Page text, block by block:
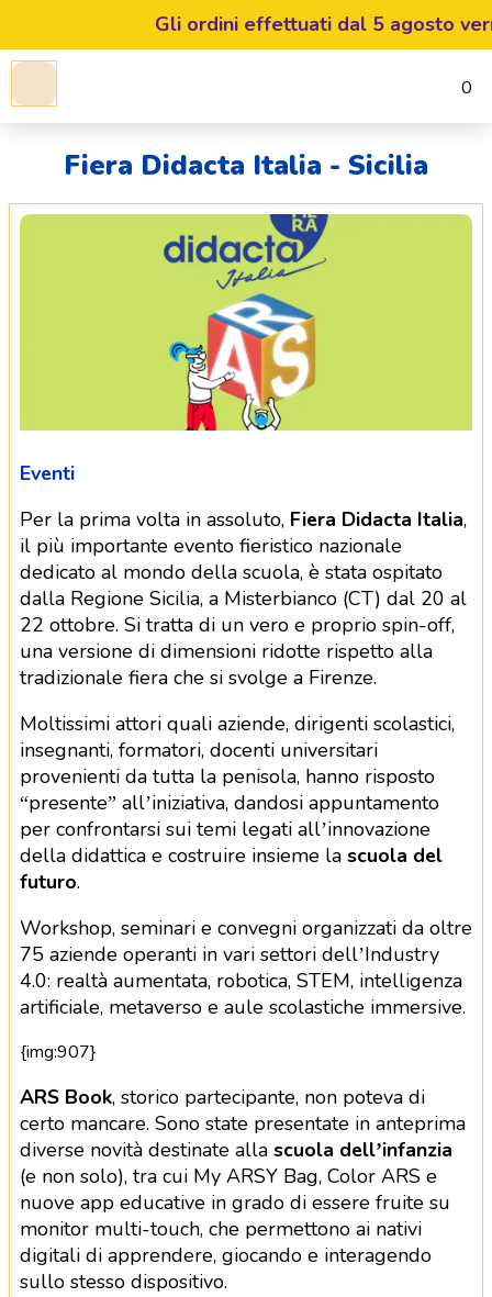
Gli ordini effettuati dal 5 agosto
0
Fiera Didacta Italia - Sicilia
Eventi
Per la prima volta in assoluto, Fiera Didacta Italia,
il più importante evento fieristico nazionale
dedicato al mondo della scuola, è stata ospitato
dalla Regione Sicilia, a Misterbianco (CT) dal 20 al
22 ottobre. Si tratta di un vero e proprio spin-off,
una versione di dimensioni ridotte rispetto alla
tradizionale fiera che si svolge a Firenze.
Moltissimi attori quali aziende, dirigenti scolastici,
insegnanti, formatori, docenti universitari
provenienti da tutta la penisola, hanno risposto
“presente” all’iniziativa, dandosi appuntamento
per confrontarsi sui temi legati all’innovazione
della didattica e costruire insieme la scuola del
futuro.
Workshop, seminari e convegni organizzati da oltre
75 aziende operanti in vari settori dell’Industry
4.0: realtà aumentata, robotica, STEM, intelligenza
artificiale, metaverso e aule scolastiche immersive.
{img:907}
ARS Book, storico partecipante, non poteva di
certo mancare. Sono state presentate in anteprima
diverse novità destinate alla scuola dell’infanzia
(e non solo), tra cui My ARSY Bag, Color ARS e
nuove app educative in grado di essere fruite su
monitor multi-touch, che permettono ai nativi
digitali di apprendere, giocando e interagendo
sullo stesso dispositivo.